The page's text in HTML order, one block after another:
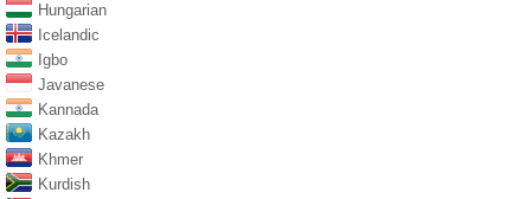
Hungarian
Icelandic
Igbo
Javanese
Kannada
Kazakh
Khmer
Kurdish